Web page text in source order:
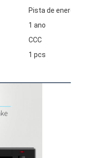
Pista de energia
1 ano
CCC
1 pcs